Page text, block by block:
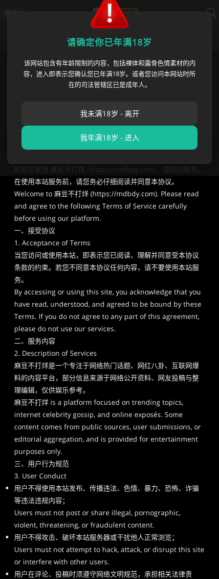
用户协议
麻豆不打烊国内最新地址https://mdbdy012.com
麻豆不打烊海外永久地址https://mdbdy.com
播放异常? 请刷新或使用 麻豆不打烊app
发邮件获取 最新网址 👇长按复制保存👇
欢迎您使用 麻豆不打烊（ https://mdbdy.com）
提供的服务。
在使用本站服务前，请您务必仔细阅读并同意本协议。
Welcome to 麻豆不打烊 (https://mdbdy.com). Please read
and agree to the following Terms of Service carefully
before using our platform.
一、接受协议
1. Acceptance of Terms
当您访问或使用本站，即表示您已阅读、理解并同意受本协议
条款的约束。若您不同意本协议任何内容，请不要使用本站服
务。
By accessing or using this site, you acknowledge that you
have read, understood, and agreed to be bound by these
Terms. If you do not agree to any part of this agreement,
please do not use our services.
二、服务内容
2. Description of Services
麻豆不打烊是一个专注于网络热门话题、网红八卦、互联网爆
料的内容平台，部分信息来源于网络公开资料、网友投稿与整
理编辑，仅供娱乐参考。
麻豆不打烊 is a platform focused on trending topics,
internet celebrity gossip, and online exposés. Some
content comes from public sources, user submissions, or
editorial aggregation, and is provided for entertainment
purposes only.
三、用户行为规范
3. User Conduct
用户不得使用本站发布、传播违法、色情、暴力、恐怖、诈骗
等违法违规内容；
Users must not post or share illegal, pornographic,
violent, threatening, or fraudulent content.
用户不得攻击、破坏本站服务器或干扰他人正常浏览；
Users must not attempt to hack, attack, or disrupt this site
or interfere with other users.
用户在评论、投稿时须遵守网络文明规范，承担相关法律责
请确定你已年满18岁
该网站包含有年龄限制的内容，包括裸体和露骨色情素材的内
容，进入即表示您确认您已年满18岁。或者您访问本网站时所
在的司法管辖区已是成年人。
我未满18岁 - 离开
我年满18岁 - 进入